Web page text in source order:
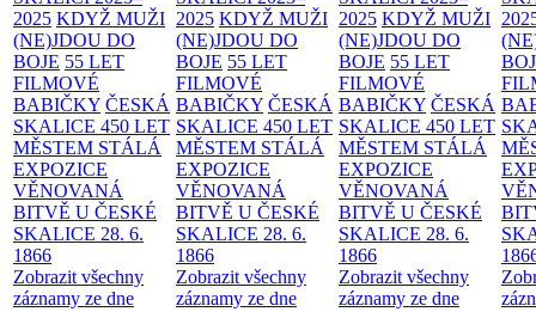
2025 KDYŽ MUŽI
(NE)JDOU DO
BOJE 55 LET
FILMOVÉ
BABIČKY ČESKÁ
SKALICE 450 LET
MĚSTEM STÁLÁ
EXPOZICE
VĚNOVANÁ
BITVĚ U ČESKÉ
SKALICE 28. 6.
1866
Zobrazit všechny
záznamy ze dne
2025 KDYŽ MUŽI
(NE)JDOU DO
BOJE 55 LET
FILMOVÉ
BABIČKY ČESKÁ
SKALICE 450 LET
MĚSTEM STÁLÁ
EXPOZICE
VĚNOVANÁ
BITVĚ U ČESKÉ
SKALICE 28. 6.
1866
Zobrazit všechny
záznamy ze dne
2025 KDYŽ MUŽI
(NE)JDOU DO
BOJE 55 LET
FILMOVÉ
BABIČKY ČESKÁ
SKALICE 450 LET
MĚSTEM STÁLÁ
EXPOZICE
VĚNOVANÁ
BITVĚ U ČESKÉ
SKALICE 28. 6.
1866
Zobrazit všechny
záznamy ze dne